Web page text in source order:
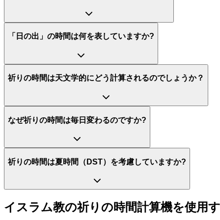
「日の出」の時間は何を表していますか?
祈りの時間は天文学的にどう計算されるのでしょうか？
なぜ祈りの時間は毎日変わるのですか?
祈りの時間は夏時間（DST）を考慮していますか?
イスラム教の祈りの時間計算機を使用